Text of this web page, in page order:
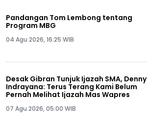
Pandangan Tom Lembong tentang
Program MBG
04 Agu 2026, 16:25 WIB
Desak Gibran Tunjuk Ijazah SMA, Denny
Indrayana: Terus Terang Kami Belum
Pernah Melihat Ijazah Mas Wapres
07 Agu 2026, 05:00 WIB